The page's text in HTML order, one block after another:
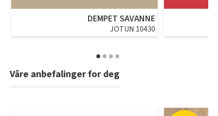
DEMPET SAVANNE
JOTUN 10430
Våre anbefalinger for deg